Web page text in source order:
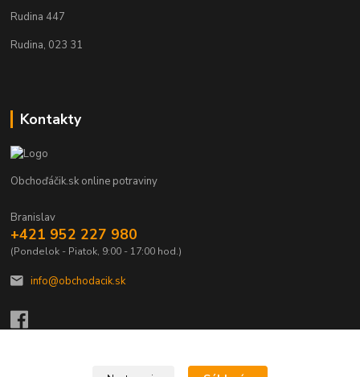
Rudina 447
Rudina, 023 31
Kontakty
Obchoďáčik.sk online potraviny
Branislav
+421 952 227 980
(Pondelok - Piatok, 9:00 - 17:00 hod.)
info@obchodacik.sk